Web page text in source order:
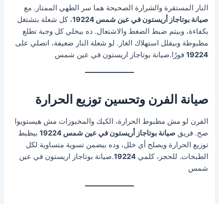
النار المستقرة والشرارة الصحيحة هما سر الطهي الممتاز. مع
صيانة بوتاجاز أريستون في عين شمس 19224
، كل شعلة بتشتغل
بكفاءة، وبيتم ضبط الضغط والاشتعال. ده بيخلي كل وجبة تطلع
مظبوطة وبيقلل استهلاك الغاز. لو شعلة النار ضعيفة، اتصلي على
19224 فورًا.صيانة بوتاجاز اريستون في عين شمس
صيانة الفرن وتحسين توزيع الحرارة
الفرن لو مش مظبوط الحرارة، الكيك والمخبوزات مش هيستويوا
صح. فريقصيانة بوتاجاز أريستون في عين شمس 19224
بيظبط
توزيع الحرارة ويصلح أي خلل، وده بيضمن تسوية متساوية لكل
الطبخات. للحجز، كلمي19224.صيانة بوتاجاز اريستون في عين
شمس